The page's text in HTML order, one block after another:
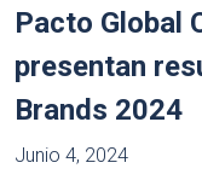
Pacto Global
presentan
Brands 2024
Junio 4, 2024